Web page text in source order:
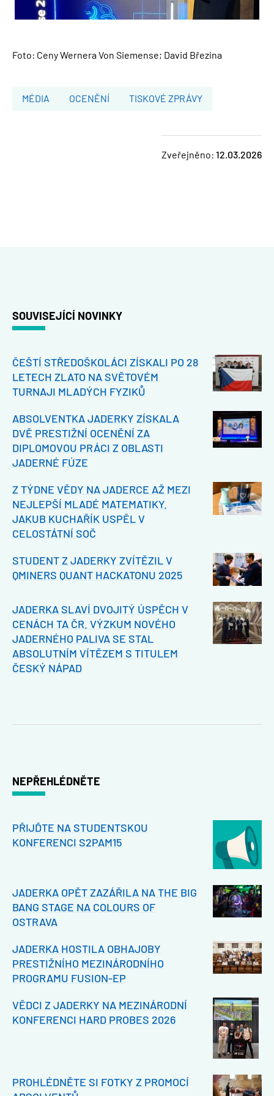
Foto: Ceny Wernera Von Siemense; David Březina
MÉDIA OCENĚNÍ TISKOVÉ ZPRÁVY
Zveřejněno: 12.03.2026
SOUVISEJÍCÍ NOVINKY
ČEŠTÍ STŘEDOŠKOLÁCI ZÍSKALI PO 28
LETECH ZLATO NA SVĚTOVÉM
TURNAJI MLADÝCH FYZIKŮ
ABSOLVENTKA JADERKY ZÍSKALA
DVĚ PRESTIŽNÍ OCENĚNÍ ZA
DIPLOMOVOU PRÁCI Z OBLASTI
JADERNÉ FÚZE
Z TÝDNE VĚDY NA JADERCE AŽ MEZI
NEJLEPŠÍ MLADÉ MATEMATIKY.
JAKUB KUCHAŘÍK USPĚL V
CELOSTÁTNÍ SOČ
STUDENT Z JADERKY ZVÍTĚZIL V
QMINERS QUANT HACKATONU 2025
JADERKA SLAVÍ DVOJITÝ ÚSPĚCH V
CENÁCH TA ČR. VÝZKUM NOVÉHO
JADERNÉHO PALIVA SE STAL
ABSOLUTNÍM VÍTĚZEM S TITULEM
ČESKÝ NÁPAD
NEPŘEHLÉDNĚTE
PŘIJĎTE NA STUDENTSKOU
KONFERENCI S2PAM15
JADERKA OPĚT ZAZÁŘILA NA THE BIG
BANG STAGE NA COLOURS OF
OSTRAVA
JADERKA HOSTILA OBHAJOBY
PRESTIŽNÍHO MEZINÁRODNÍHO
PROGRAMU FUSION-EP
VĚDCI Z JADERKY NA MEZINÁRODNÍ
KONFERENCI HARD PROBES 2026
PROHLÉDNĚTE SI FOTKY Z PROMOCÍ